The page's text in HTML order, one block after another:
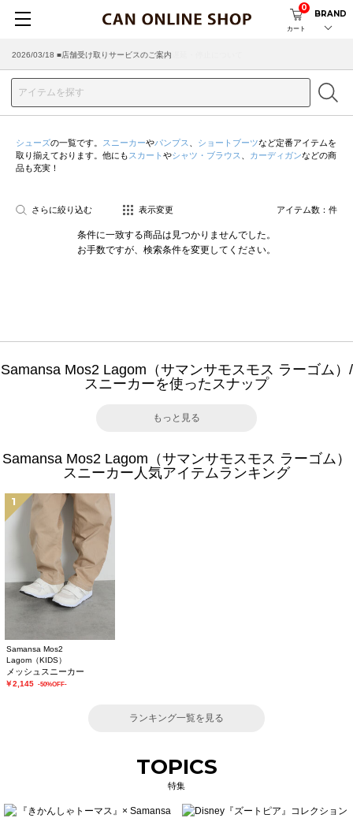
カート
0
BRAND
2026/03/18 ■店舗受け取りサービスのご案内
シューズの一覧です。 スニーカーやパンプス ショートブーツなど定番アイテムを
取り揃えております。他にも スカート やシャツ・ブラウス カーディガンなどの商
品も充実！
さらに絞り込む 表示変更 アイテム数： 件
条件に一致する商品は見つかりませんでした。
お手数ですが、検索条件を変更してください。
Samansa Mos2 Lagom（サマンサモスモス ラーゴム）/
スニーカーを使ったスナップ
もっと見る
Samansa Mos2 Lagom（サマンサモスモス ラーゴム）
スニーカー人気アイテムランキング
1
Samansa Mos2
Lagom（KIDS）
メッシュスニーカー
￥2,145 -50%OFF-
ランキング一覧を見る
TOPICS
特集